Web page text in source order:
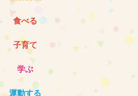
食べる
子育て
学ぶ
運動する